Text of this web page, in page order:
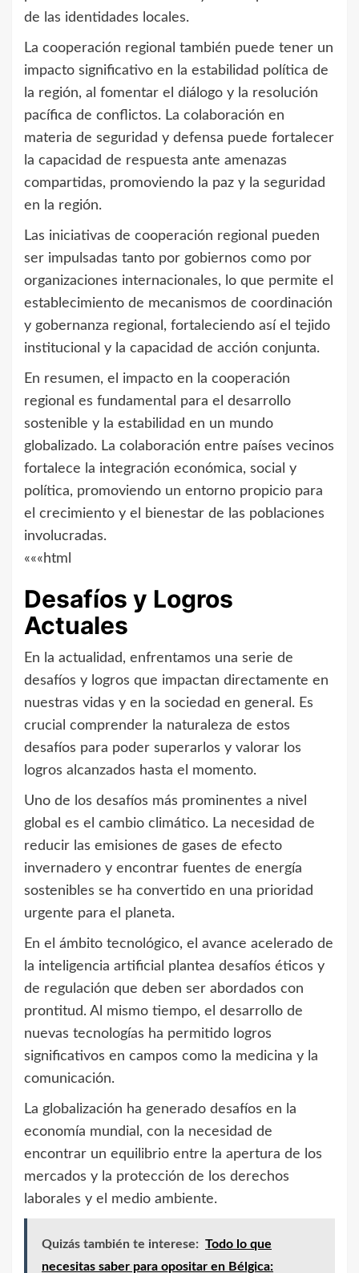
de las identidades locales.
La cooperación regional también puede tener un
impacto significativo en la estabilidad política de
la región, al fomentar el diálogo y la resolución
pacífica de conflictos. La colaboración en
materia de seguridad y defensa puede fortalecer
la capacidad de respuesta ante amenazas
compartidas, promoviendo la paz y la seguridad
en la región.
Las iniciativas de cooperación regional pueden
ser impulsadas tanto por gobiernos como por
organizaciones internacionales, lo que permite el
establecimiento de mecanismos de coordinación
y gobernanza regional, fortaleciendo así el tejido
institucional y la capacidad de acción conjunta.
En resumen, el impacto en la cooperación
regional es fundamental para el desarrollo
sostenible y la estabilidad en un mundo
globalizado. La colaboración entre países vecinos
fortalece la integración económica, social y
política, promoviendo un entorno propicio para
el crecimiento y el bienestar de las poblaciones
involucradas.
«««html
Desafíos y Logros
Actuales
En la actualidad, enfrentamos una serie de
desafíos y logros que impactan directamente en
nuestras vidas y en la sociedad en general. Es
crucial comprender la naturaleza de estos
desafíos para poder superarlos y valorar los
logros alcanzados hasta el momento.
Uno de los desafíos más prominentes a nivel
global es el cambio climático. La necesidad de
reducir las emisiones de gases de efecto
invernadero y encontrar fuentes de energía
sostenibles se ha convertido en una prioridad
urgente para el planeta.
En el ámbito tecnológico, el avance acelerado de
la inteligencia artificial plantea desafíos éticos y
de regulación que deben ser abordados con
prontitud. Al mismo tiempo, el desarrollo de
nuevas tecnologías ha permitido logros
significativos en campos como la medicina y la
comunicación.
La globalización ha generado desafíos en la
economía mundial, con la necesidad de
encontrar un equilibrio entre la apertura de los
mercados y la protección de los derechos
laborales y el medio ambiente.
Quizás también te interese: Todo lo que
necesitas saber para opositar en Bélgica: